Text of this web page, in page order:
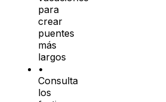
para
crear
puentes
más
largos
•
Consulta
los